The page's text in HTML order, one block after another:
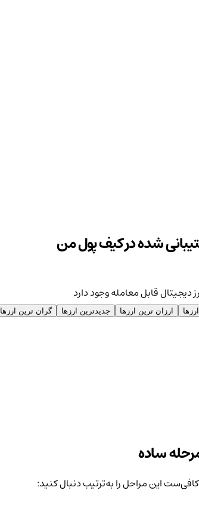
شده در کیف پول من
ارزان ترین ارزها جدیدترین ارزها گران ترین ارزها
این مراحل را به‌ترتیب دنبال کنید: